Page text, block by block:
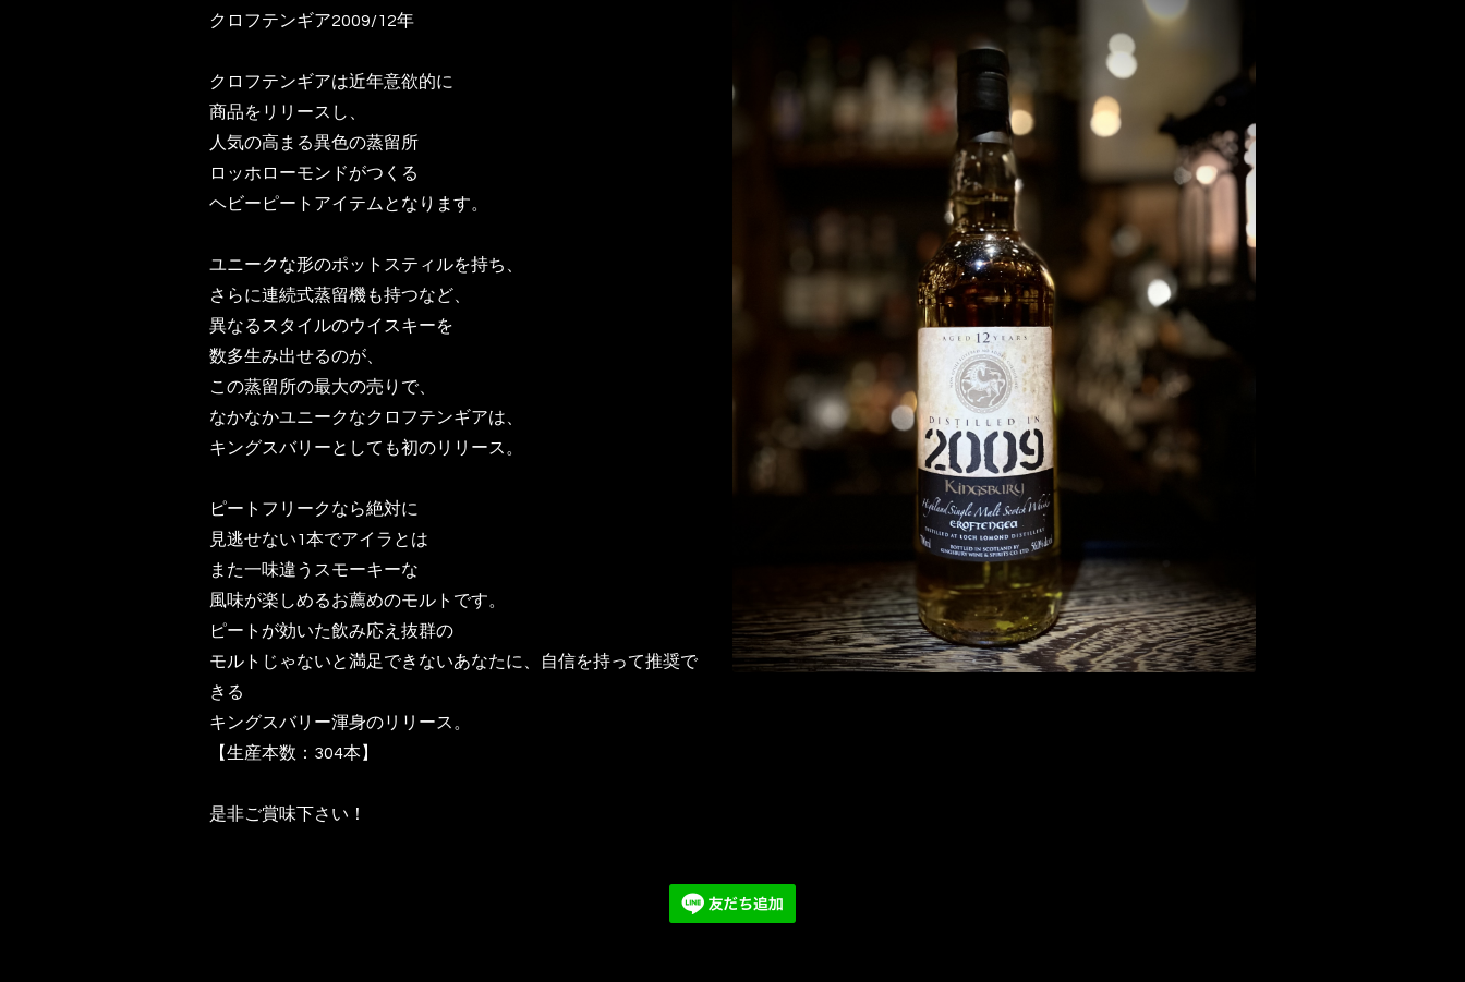
クロフテンギア2009/12年
クロフテンギアは近年意欲的に
商品をリリースし、
人気の高まる異色の蒸留所
ロッホローモンドがつくる
ヘビーピートアイテムとなります。
ユニークな形のポットスティルを持ち、
さらに連続式蒸留機も持つなど、
異なるスタイルのウイスキーを
数多生み出せるのが、
この蒸留所の最大の売りで、
なかなかユニークなクロフテンギアは、
キングスバリーとしても初のリリース。
ピートフリークなら絶対に
見逃せない1本でアイラとは
また一味違うスモーキーな
風味が楽しめるお薦めのモルトです。
ピートが効いた飲み応え抜群の
モルトじゃないと満足できないあなたに、自信を持って推奨で
きる
キングスバリー渾身のリリース。
【生産本数：304本】
是非ご賞味下さい！